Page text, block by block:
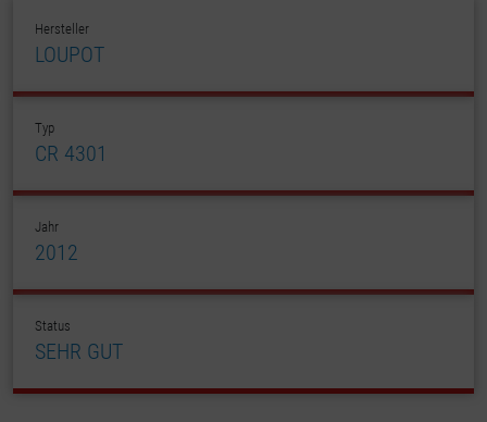
Hersteller
LOUPOT
Typ
CR 4301
Jahr
2012
Status
SEHR GUT